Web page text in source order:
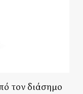
τον διάσημο